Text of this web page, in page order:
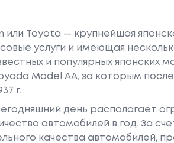
Toyota — крупнейшая
услуги и имеющая
и популярных японских
Model AA, за которым
г.
день располагает
автомобилей в год. За
качества автомобилей,